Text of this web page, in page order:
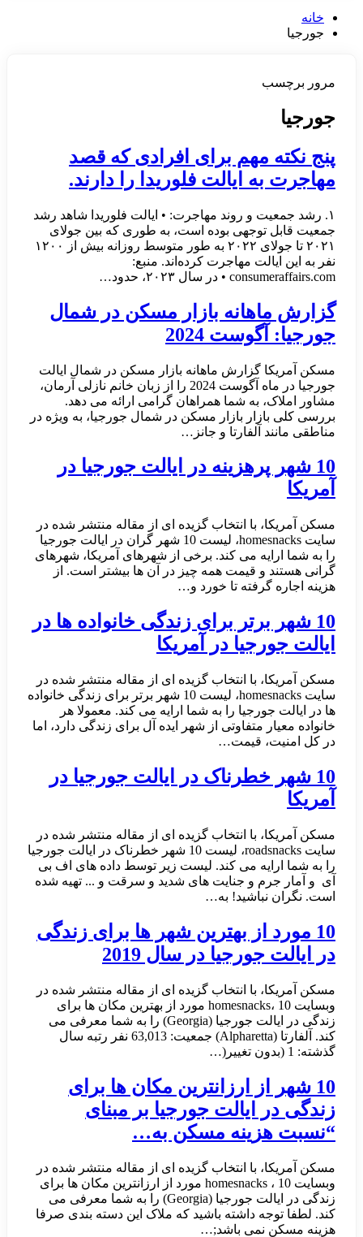
خانه
جورجیا
مرور برچسب
جورجیا
پنج نکته مهم برای افرادی که قصد
مهاجرت به ایالت فلوریدا را دارند.
۱. رشد جمعیت و روند مهاجرت: • ایالت فلوریدا شاهد رشد
جمعیت قابل توجهی بوده است، به طوری که بین جولای
۲۰۲۱ تا جولای ۲۰۲۲ به طور متوسط روزانه بیش از ۱۲۰۰
نفر به این ایالت مهاجرت کرده‌اند. منبع:
consumeraffairs.com • در سال ۲۰۲۳، حدود…
گزارش ماهانه بازار مسکن در شمال
جورجیا: آگوست 2024
مسکن آمریکا گزارش ماهانه بازار مسکن در شمال ایالت
جورجیا در ماه آگوست 2024 را از زبان خانم نازلی آرمان،
مشاور املاک، به شما همراهان گرامی ارائه می دهد.
بررسی کلی بازار بازار مسکن در شمال جورجیا، به ویژه در
مناطقی مانند آلفارتا و جانز…
10 شهر پرهزینه در ایالت جورجیا در
آمریکا
مسکن آمریکا، با انتخاب گزیده ای از مقاله منتشر شده در
سایت homesnacks، لیست 10 شهر گران در ایالت جورجیا
را به شما ارایه می کند. برخی از شهرهای آمریکا، شهرهای
گرانی هستند و قیمت همه چیز در آن ها بیشتر است. از
هزینه اجاره گرفته تا خورد و…
10 شهر برتر برای زندگی خانواده ها در
ایالت جورجیا در آمریکا
مسکن آمریکا، با انتخاب گزیده ای از مقاله منتشر شده در
سایت homesnacks، لیست 10 شهر برتر برای زندگی خانواده
ها در ایالت جورجیا را به شما ارایه می کند. معمولا هر
خانواده معیار متفاوتی از شهر ایده آل برای زندگی دارد، اما
در کل امنیت، قیمت…
10 شهر خطرناک در ایالت جورجیا در
آمریکا
مسکن آمریکا، با انتخاب گزیده ای از مقاله منتشر شده در
سایت roadsnacks، لیست 10 شهر خطرناک در ایالت جورجیا
را به شما ارایه می کند. لیست زیر توسط داده های اف بی
آی و آمار جرم و جنایت های شدید و سرقت و ... تهیه شده
است. نگران نباشید! به…
10 مورد از بهترین شهر ها برای زندگی
در ایالت جورجیا در سال 2019
مسکن آمریکا، با انتخاب گزیده ای از مقاله منتشر شده در
وبسایت homesnacks، 10 مورد از بهترین مکان ها برای
زندگی در ایالت جورجیا (Georgia) را به شما معرفی می
کند. آلفارتا (Alpharetta) جمعیت: 63,013 نفر رتبه سال
گذشته: 1 (بدون تغییر(…
10 شهر از ارزانترین مکان ها برای
زندگی در ایالت جورجیا بر مبنای
“نسبت هزینه مسکن به…
مسکن آمریکا، با انتخاب گزیده ای از مقاله منتشر شده در
وبسایت homesnacks ، 10 مورد از ارزانترین مکان ها برای
زندگی در ایالت جورجیا (Georgia) را به شما معرفی می
کند. لطفا توجه داشته باشید که ملاک این دسته بندی صرفا
هزینه مسکن نمی باشد;…